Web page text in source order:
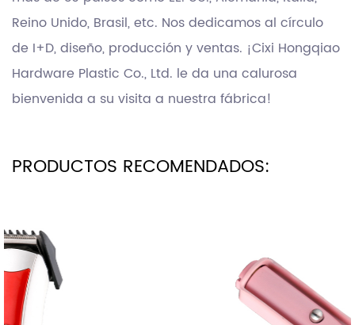
Reino Unido, Brasil, etc. Nos dedicamos al círculo
de I+D, diseño, producción y ventas. ¡Cixi Hongqiao
Hardware Plastic Co., Ltd. le da una calurosa
bienvenida a su visita a nuestra fábrica!
PRODUCTOS RECOMENDADOS: